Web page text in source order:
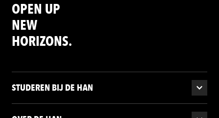
OPEN UP
NEW
HORIZONS.
STUDEREN BIJ DE HAN